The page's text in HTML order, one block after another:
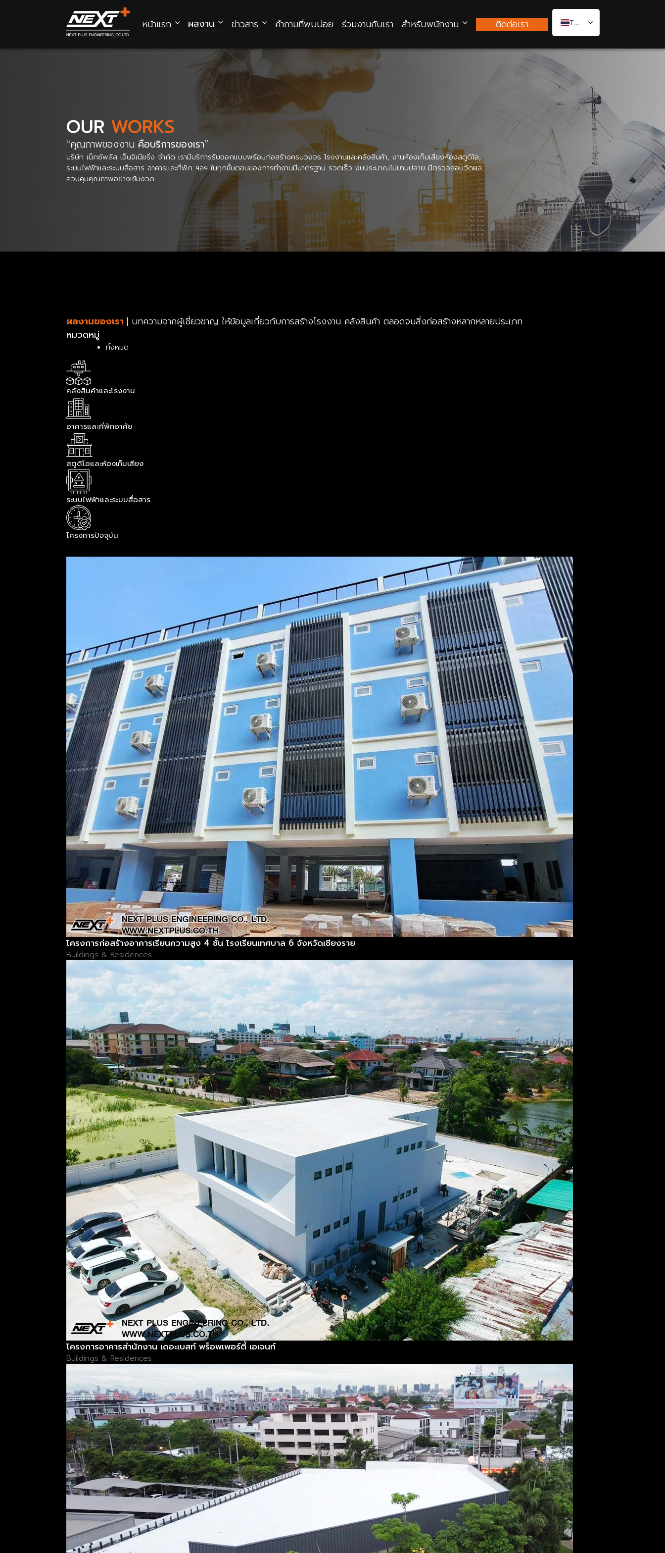
หน้าแรก ผลงาน ข่าวสาร คำถามที่พบบ่อย ร่วมงานกับเรา สำหรับพนักงาน ติดต่อเรา Thai
OUR WORKS
คุณภาพของงาน คือบริการของเรา
บริษัท เน็กซ์พลัส เอ็นจิเนียริ่ง จำกัด เรามีบริการรับออกแบบพร้อมก่อสร้างครบวงจร โรงงานและคลังสินค้า, งานห้องเก็บเสียงห้องสตูดิโอ,
ระบบไฟฟ้าและระบบสื่อสาร อาคารและที่พัก ฯลฯ ในทุกขั้นตอนของการทำงานมีมาตรฐาน รวดเร็ว งบประมาณไม่บานปลาย มีตรวจสอบวัดผล
ควบคุมคุณภาพอย่างเข้มงวด
ผลงานของเรา| บทความจากผู้เชี่ยวชาญ ให้ข้อมูลเกี่ยวกับการสร้างโรงงาน คลังสินค้า ตลอดจนสิ่งก่อสร้างหลากหลายประเภท
หมวดหมู่
ทั้งหมด
คลังสินค้าและโรงงาน
อาคารและที่พักอาศัย
สตูดิโอและห้องเก็บเสียง
ระบบไฟฟ้าและระบบสื่อสาร
โครงการปัจจุบัน
โครงการก่อสร้างอาคารเรียนความสูง 4 ชั้น โรงเรียนเทศบาล 6 จังหวัดเชียงราย
Buildings & Residences
โครงการอาคารสำนักงาน เดอะเบสท์ พร็อพเพอร์ตี้ เอเจนท์
Buildings & Residences